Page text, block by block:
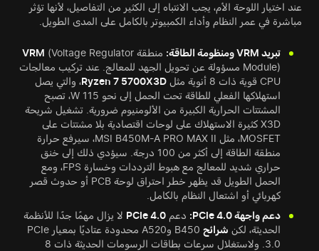
عند اختيار اللوحة الأم، يجب الانتباه إلى الكثير من التفاصيل، لأنها تؤثر
مباشرة في عمر النظام وأداء الكمبيوتر بالكامل على المدى الطويل.
تبريد VRM ومنظومة الطاقة: منطقة VRM (Voltage Regulator
Module) مسؤولة عن تحويل الجهد للمعالج. عند تركيب معالجات
CPU قوية ذات 8 أنوية مثل
Ryzen 7 5700X3D، والتي يصل
استهلاكها الفعلي للطاقة تحت الحمل إلى نحو 115 W، تصبح
المشتتات الحرارية الكبيرة من الألومنيوم ضرورية. تشغيل شريحة
X3D كثيرة الاستهلاك على لوحات اقتصادية بلا مشتتات على
MOSFET، مثل MSI B450M-A PRO MAX II، سيرفع حرارة
منطقة الطاقة إلى أكثر من 100 درجة. سيؤدي ذلك إلى خنق
حراري شديد للمعالج مع هبوط الترددات وخسارة FPS، ومع
الحمل الطويل قد يظهر خطر احتراق لوحة PCB أو حدوث قصر
كهربائي أو اشتعال النظام بالكامل.
دعم واجهة PCIe 4.0:
دعم PCIe 4.0 لا يزال مهمًا جدًا للأنظمة
الحديثة، لكن شرائح
B450 وA520 محدودة عتاديًا بمعيار PCIe
3.0. ولاستغلال سرعات بطاقات الرسومات الحديثة ذات 8